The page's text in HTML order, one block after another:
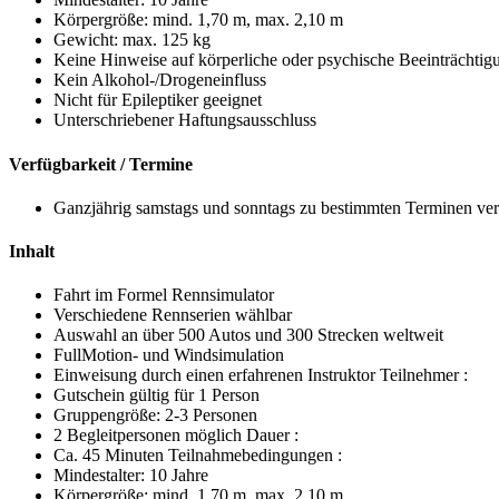
Körpergröße: mind. 1,70 m, max. 2,10 m
Gewicht: max. 125 kg
Keine Hinweise auf körperliche oder psychische
Kein Alkohol-/Drogeneinfluss
Nicht für Epileptiker geeignet
Unterschriebener Haftungsausschluss
Verfügbarkeit / Termine
Ganzjährig samstags und sonntags zu bestimmten Terminen
Inhalt
Fahrt im Formel Rennsimulator
Verschiedene Rennserien wählbar
Auswahl an über 500 Autos und 300 Strecken weltweit
FullMotion- und Windsimulation
Einweisung durch einen erfahrenen Instruktor Teilnehmer :
Gutschein gültig für 1 Person
Gruppengröße: 2-3 Personen
2 Begleitpersonen möglich Dauer :
Ca. 45 Minuten Teilnahmebedingungen :
Mindestalter: 10 Jahre